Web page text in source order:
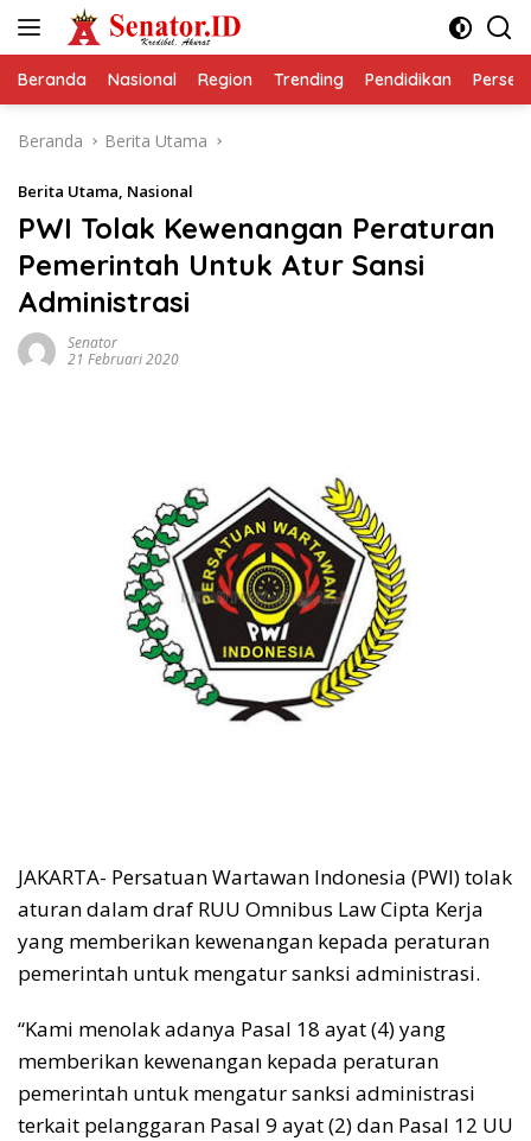
Beranda Nasional Region Trending Pendidikan
Beranda Berita Utama
Berita Utama, Nasional
PWI Tolak Kewenangan Peraturan
Pemerintah Untuk Atur Sansi
Administrasi
Senator
21 Februari 2020
JAKARTA- Persatuan Wartawan Indonesia (PWI) tolak
aturan dalam draf RUU Omnibus Law Cipta Kerja
yang memberikan kewenangan kepada peraturan
pemerintah untuk mengatur sanksi administrasi.
“Kami menolak adanya Pasal 18 ayat (4) yang
memberikan kewenangan kepada peraturan
pemerintah untuk mengatur sanksi administrasi
terkait pelanggaran Pasal 9 ayat (2) dan Pasal 12 UU